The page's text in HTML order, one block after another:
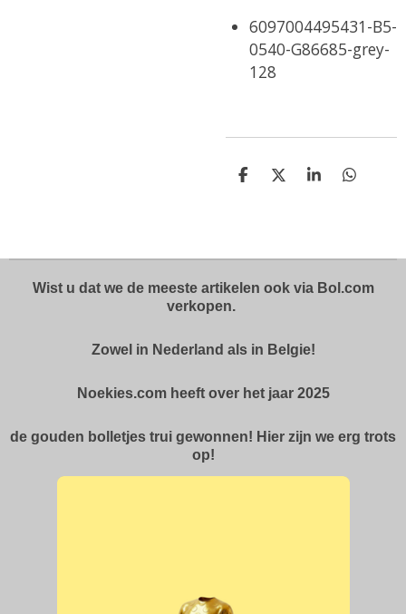
6097004495431-B5-
0540-G86685-grey-
128
D
D
S
D
Wist u dat we de meeste artikelen ook via Bol.com
verkopen.
Zowel in Nederland als in Belgie!
Noekies.com heeft over het jaar 2025
de gouden bolletjes trui gewonnen! Hier zijn we erg trots
op!